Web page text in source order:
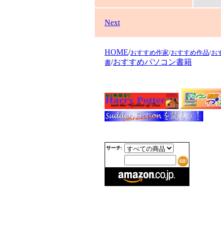
Next
HOME/おすすめ作家/おすすめ作品/お
書/おすすめパソコン書籍
サーチ: